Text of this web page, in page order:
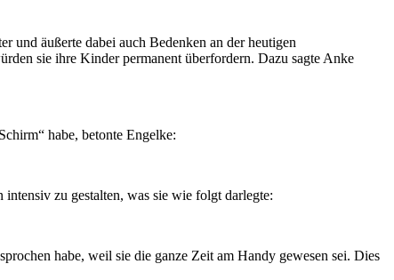
und äußerte dabei auch Bedenken an der heutigen
sie ihre Kinder permanent überfordern. Dazu sagte Anke
habe, betonte Engelke:
zu gestalten, was sie wie folgt darlegte:
habe, weil sie die ganze Zeit am Handy gewesen sei. Dies